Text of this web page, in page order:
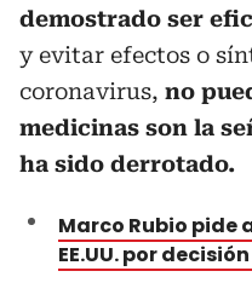
demostrado ser
y evitar efectos o
coronavirus, no
medicinas son la
ha sido derrotado.
Marco Rubio pide
EE.UU. por